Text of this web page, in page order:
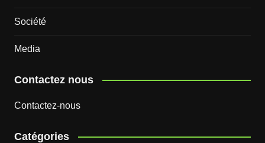
Société
Media
Contactez nous
Contactez-nous
Catégories